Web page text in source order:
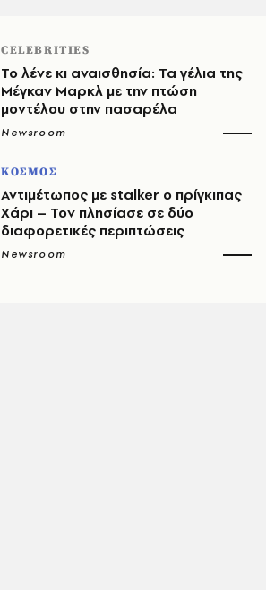
CELEBRITIES
Το λένε κι αναισθησία: Τα γέλια της
Μέγκαν Μαρκλ με την πτώση
μοντέλου στην πασαρέλα
Newsroom
ΚΟΣΜΟΣ
Αντιμέτωπος με stalker ο πρίγκιπας
Χάρι – Τον πλησίασε σε δύο
διαφορετικές περιπτώσεις
Newsroom